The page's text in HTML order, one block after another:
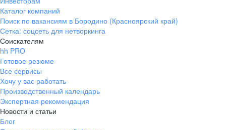
Каталог компаний
Поиск по вакансиям в Бородино (Красноярский край)
Сетка: соцсеть для нетворкинга
Соискателям
hh PRO
Готовое резюме
Все сервисы
Хочу у вас работать
Производственный календарь
Экспертная рекомендация
Новости и статьи
Блог